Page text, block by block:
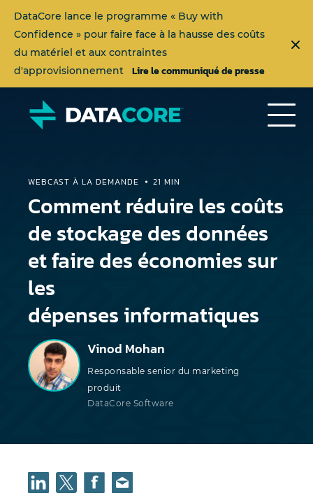
DataCore lance le programme « Buy with
Confidence » pour faire face à la hausse des coûts
du matériel et aux contraintes
d'approvisionnement
Lire le communiqué de presse
WEBCAST À LA DEMANDE 21 MIN
Comment réduire les coûts
de stockage des données
et faire des économies sur
les
dépenses informatiques
Vinod Mohan
Responsable senior du marketing
produit
DataCore Software